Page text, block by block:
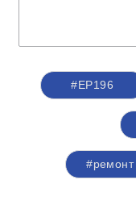
#ЕР196
#ремонт